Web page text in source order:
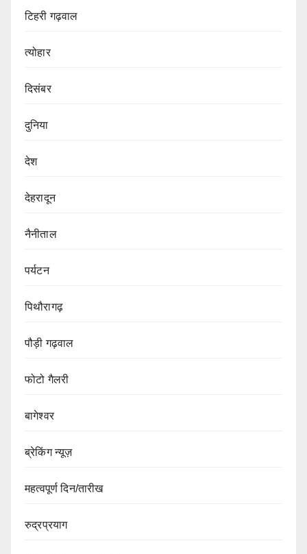
टिहरी गढ़वाल
त्योहार
दिसंबर
दुनिया
देश
देहरादून
नैनीताल
पर्यटन
पिथौरागढ़
पौड़ी गढ़वाल
फोटो गैलरी
बागेश्वर
ब्रेकिंग न्यूज़
महत्वपूर्ण दिन/तारीख
रुद्रप्रयाग